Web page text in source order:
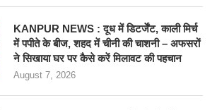
KANPUR NEWS : दूध में डिटर्जेंट, काली मिर्च
में पपीते के बीज, शहद में चीनी की चाशनी – अफसरों
ने सिखाया घर पर कैसे करें मिलावट की पहचान
August 7, 2026